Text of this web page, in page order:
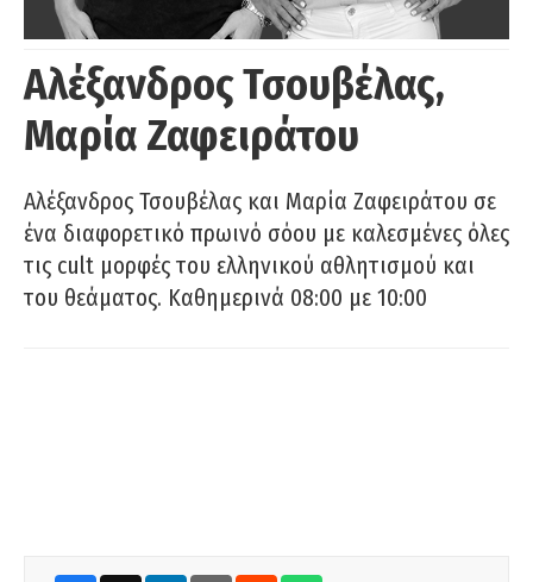
Αλέξανδρος Τσουβέλας,
Μαρία Ζαφειράτου
Αλέξανδρος Τσουβέλας και Μαρία Ζαφειράτου σε
ένα διαφορετικό πρωινό σόου με καλεσμένες όλες
τις cult μορφές του ελληνικού αθλητισμού και
του θεάματος. Καθημερινά 08:00 με 10:00